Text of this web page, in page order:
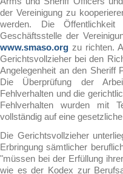
der Vereinigung zu
werden. Die
Geschäftsstelle der
www.smaso.org zu richten.
Gerichtsvollzieher bei den
Angelegenheit an den Sheriff
Die Überprüfung der
Fehlverhalten und die
Fehlverhalten wurden mit
vollständig auf eine
Die Gerichtsvollzieher
Erbringung sämtlicher
"müssen bei der Erfüllung
wie es der Kodex zur